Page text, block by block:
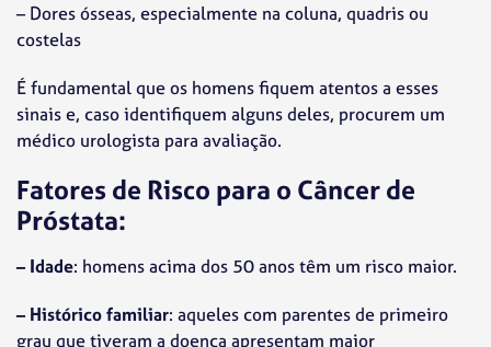
– Dores ósseas, especialmente na coluna, quadris ou
costelas
É fundamental que os homens fiquem atentos a esses
sinais e, caso identifiquem alguns deles, procurem um
médico urologista para avaliação.
Fatores de Risco para o Câncer de
Próstata:
– Idade: homens acima dos 50 anos têm um risco maior.
– Histórico familiar: aqueles com parentes de primeiro
grau que tiveram a doença apresentam maior